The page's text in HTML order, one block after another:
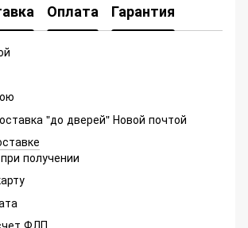
Оплата Гарантия
"до дверей" Новой почтой
получении